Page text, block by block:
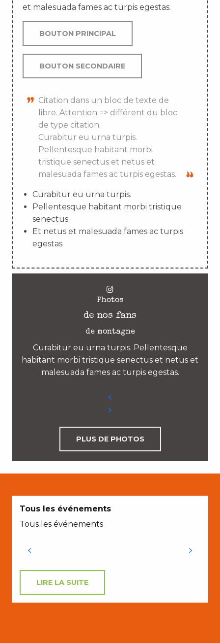
et malesuada fames ac turpis egestas.
BOUTON PRINCIPAL
BOUTON SECONDAIRE
Citation dans un bloc de texte de
libre. Attention => différent du bloc
de type citation.
Curabitur eu urna turpis.
Pellentesque habitant morbi
tristique senectus et netus et
malesuada fames ac turpis egestas.
Curabitur eu urna turpis.
Pellentesque habitant morbi tristique
senectus
Et netus et malesuada fames ac turpis
egestas
Photos
de nos fans
de montagne
Curabitur eu urna turpis. Pellentesque
habitant morbi tristique senectus et netus et
malesuada fames ac turpis egestas.
PLUS DE PHOTOS
Tous les événements
Tous les événements
LIRE LA SUITE